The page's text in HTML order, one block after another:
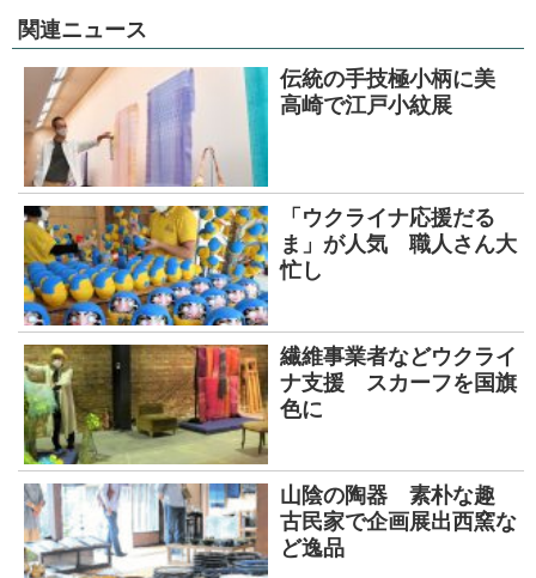
関連ニュース
伝統の手技極小柄に美
高崎で江戸小紋展
「ウクライナ応援だる
ま」が人気 職人さん大
忙し
繊維事業者などウクライ
ナ支援 スカーフを国旗
色に
山陰の陶器 素朴な趣
古民家で企画展出西窯な
ど逸品